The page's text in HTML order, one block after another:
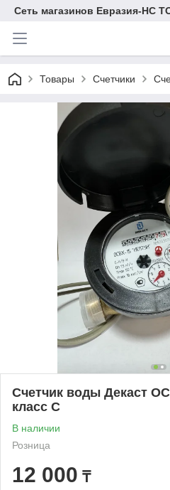
Сеть магазинов Евразия-НС
Товары Счетчики
Счетчик воды Декаст
класс С
В наличии
Розница
12 000 ₸